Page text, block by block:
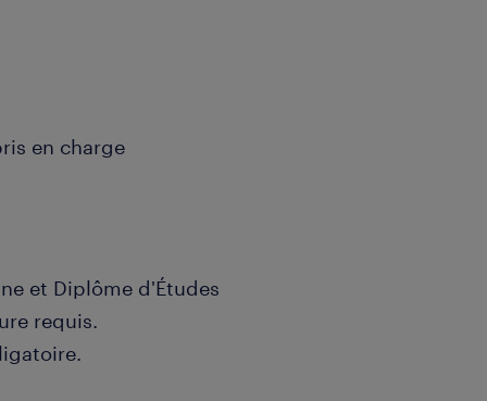
en charge
et Diplôme d'Études
requis.